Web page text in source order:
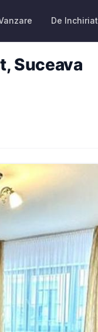
De Inchiriat
Suceava